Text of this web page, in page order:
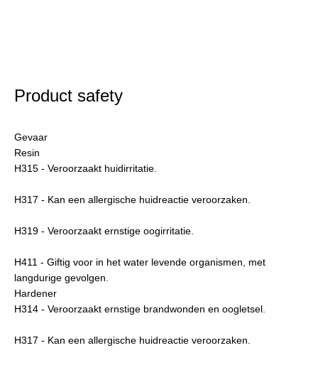
Product safety
Gevaar
Resin
H315 - Veroorzaakt huidirritatie.
H317 - Kan een allergische huidreactie veroorzaken.
H319 - Veroorzaakt ernstige oogirritatie.
H411 - Giftig voor in het water levende organismen, met
langdurige gevolgen.
Hardener
H314 - Veroorzaakt ernstige brandwonden en oogletsel.
H317 - Kan een allergische huidreactie veroorzaken.